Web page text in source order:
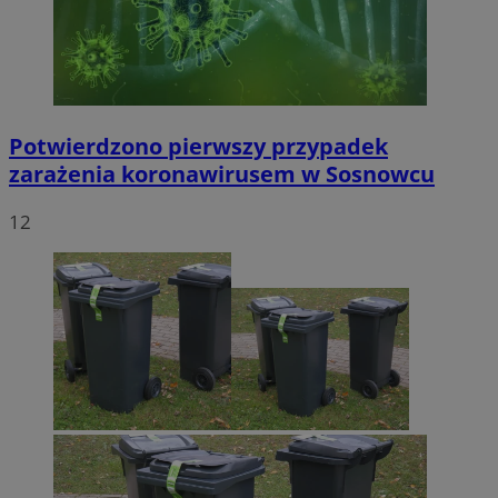
Potwierdzono pierwszy przypadek
zarażenia koronawirusem w Sosnowcu
12